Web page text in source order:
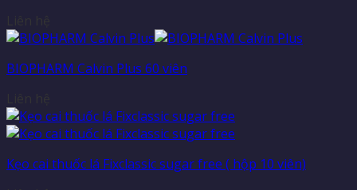
BIOPHARM Calvin Plus 60 viên
Kẹo cai thuốc lá Fixclassic sugar free ( hộp 10 viên)